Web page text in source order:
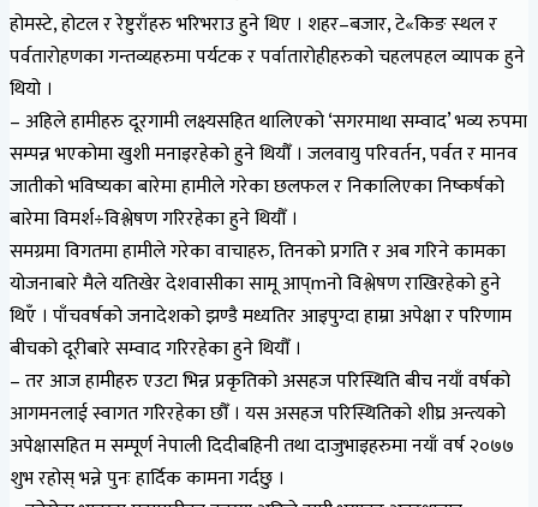
होमस्टे, होटल र रेष्टुराँहरु भरिभराउ हुने थिए । शहर–बजार, टे«किङ स्थल र
पर्वतारोहणका गन्तव्यहरुमा पर्यटक र पर्वातारोहीहरुको चहलपहल व्यापक हुने
थियो ।
– अहिले हामीहरु दूरगामी लक्ष्यसहित थालिएको ‘सगरमाथा सम्वाद’ भव्य रुपमा
सम्पन्न भएकोमा खुशी मनाइरहेको हुने थियौँ । जलवायु परिवर्तन, पर्वत र मानव
जातीको भविष्यका बारेमा हामीले गरेका छलफल र निकालिएका निष्कर्षको
बारेमा विमर्श÷विश्लेषण गरिरहेका हुने थियौँ ।
समग्रमा विगतमा हामीले गरेका वाचाहरु, तिनको प्रगति र अब गरिने कामका
योजनाबारे मैले यतिखेर देशवासीका सामू आप्mनो विश्लेषण राखिरहेको हुने
थिएँ । पाँचवर्षको जनादेशको झण्डै मध्यतिर आइपुग्दा हाम्रा अपेक्षा र परिणाम
बीचको दूरीबारे सम्वाद गरिरहेका हुने थियौँ ।
– तर आज हामीहरु एउटा भिन्न प्रकृतिको असहज परिस्थिति बीच नयाँ वर्षको
आगमनलाई स्वागत गरिरहेका छौँ । यस असहज परिस्थितिको शीघ्र अन्त्यको
अपेक्षासहित म सम्पूर्ण नेपाली दिदीबहिनी तथा दाजुभाइहरुमा नयाँ वर्ष २०७७
शुभ रहोस् भन्ने पुनः हार्दिक कामना गर्दछु ।